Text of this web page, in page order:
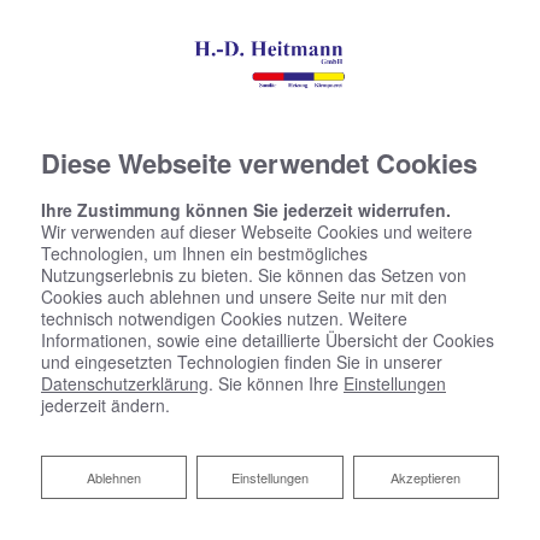
Diese Webseite verwendet Cookies
Ihre Zustimmung können Sie jederzeit widerrufen.
Wir verwenden auf dieser Webseite Cookies und weitere
Technologien, um Ihnen ein bestmögliches
Nutzungserlebnis zu bieten. Sie können das Setzen von
Cookies auch ablehnen und unsere Seite nur mit den
technisch notwendigen Cookies nutzen. Weitere
Informationen, sowie eine detaillierte Übersicht der Cookies
und eingesetzten Technologien finden Sie in unserer
Datenschutzerklärung. Sie können Ihre Einstellungen
jederzeit ändern.
Akzeptieren
Einstellungen
Ablehnen
Ablehnen